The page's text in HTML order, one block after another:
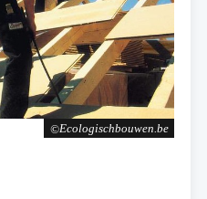
Ecologischbouwen.be